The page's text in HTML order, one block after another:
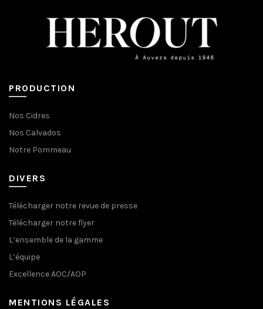
PRODUCTION
Nos Cidres
Nos Calvados
Notre Pommeau
DIVERS
Télécharger notre revue de presse
Télécharger notre flyer
L’ensemble de la gamme
L’équipe
Excellence AOC/AOP
MENTIONS LÉGALES